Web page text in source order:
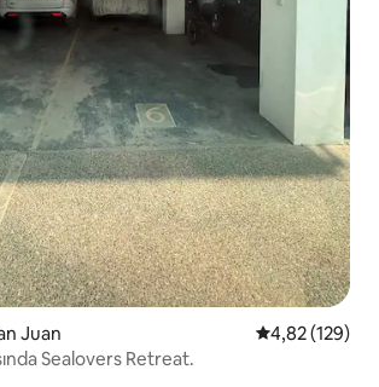
Juan 5 üzerinden
4,82 (129)
Sealovers Retreat.